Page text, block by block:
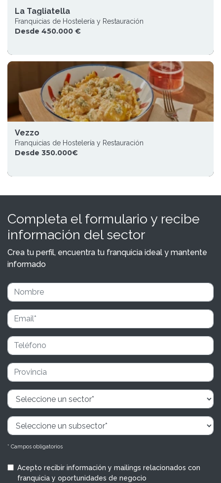
La Tagliatella
Franquicias de Hostelería y Restauración
Desde 450.000 €
Vezzo
Franquicias de Hostelería y Restauración
Desde 350.000€
Completa el formulario y recibe
información del sector
Crea tu perfil, encuentra tu franquicia ideal y mantente
informado
* Campos obligatorios
Acepto recibir información y mailings relacionados con
franquicia y oportunidades de negocio